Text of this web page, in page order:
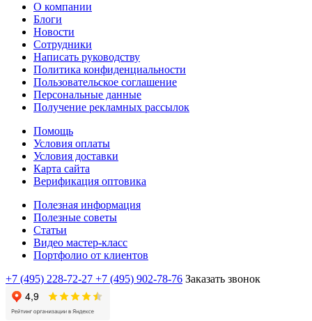
О компании
Блоги
Новости
Сотрудники
Написать руководству
Политика конфиденциальности
Пользовательское соглашение
Персональные данные
Получение рекламных рассылок
Помощь
Условия оплаты
Условия доставки
Карта сайта
Верификация оптовика
Полезная информация
Полезные советы
Статьи
Видео мастер-класс
Портфолио от клиентов
+7 (495) 228-72-27 +7 (495) 902-78-76 Заказать звонок